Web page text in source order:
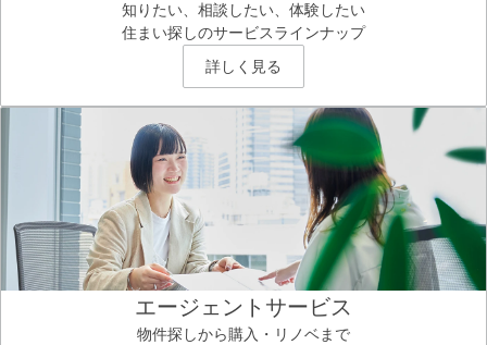
知りたい、相談したい、体験したい
住まい探しのサービスラインナップ
詳しく見る
エージェントサービス
物件探しから購入・リノベまで